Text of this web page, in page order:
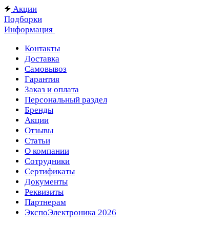
Акции
Подборки
Информация
Контакты
Доставка
Самовывоз
Гарантия
Заказ и оплата
Персональный раздел
Бренды
Акции
Отзывы
Статьи
О компании
Сотрудники
Сертификаты
Документы
Реквизиты
Партнерам
ЭкспоЭлектроника 2026